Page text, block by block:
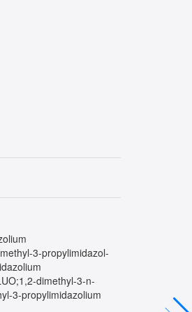
3-propylimidazol-
dimethyl-3-n-
3-propylimidazolium